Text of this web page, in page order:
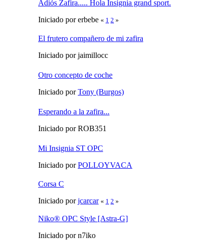
Adiós Zafira..... Hola Insignia grand sport.
Iniciado por erbebe « 1 2 »
El frutero compañero de mi zafira
Iniciado por jaimillocc
Otro concepto de coche
Iniciado porTony (Burgos)
Esperando a la zafira...
Iniciado por ROB351
Mi Insignia ST OPC
Iniciado porPOLLOYVACA
Corsa C
Iniciado porjcarcar « 1 2 »
Niko® OPC Style [Astra-G]
Iniciado por n7iko